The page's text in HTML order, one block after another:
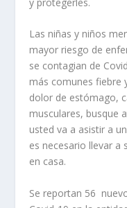
Las niñas y niños
mayor riesgo de
se contagian de
más comunes fiebre
dolor de estómago,
musculares, busque
usted va a asistir a
es necesario llevar a
en casa.
Se reportan 56